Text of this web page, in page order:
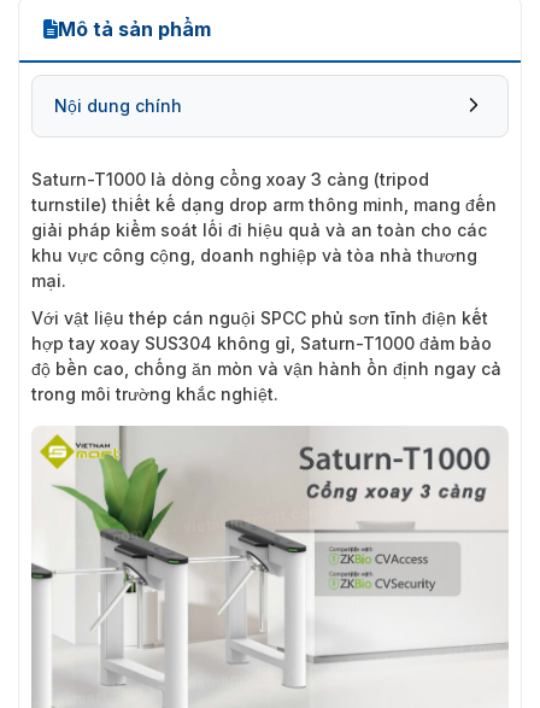
Mô tả sản phẩm
Nội dung chính
Saturn-T1000 là dòng cổng xoay 3 càng (tripod
turnstile) thiết kế dạng drop arm thông minh, mang đến
giải pháp kiểm soát lối đi hiệu quả và an toàn cho các
khu vực công cộng, doanh nghiệp và tòa nhà thương
mại.
Với vật liệu thép cán nguội SPCC phủ sơn tĩnh điện kết
hợp tay xoay SUS304 không gỉ, Saturn-T1000 đảm bảo
độ bền cao, chống ăn mòn và vận hành ổn định ngay cả
trong môi trường khắc nghiệt.